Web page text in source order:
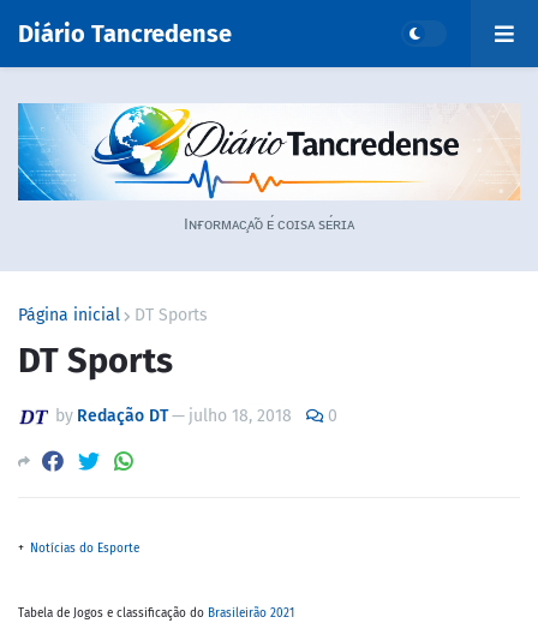
Diário Tancredense
Iɴғᴏʀᴍᴀᴄ̧ᴀ̃ᴏ ᴇ́ ᴄᴏɪsᴀ sᴇ́ʀɪᴀ
Página inicial DT Sports
DT Sports
by Redação DT— julho 18, 2018 0
+ Notícias do Esporte
Tabela de Jogos e classificação do Brasileirão 2021